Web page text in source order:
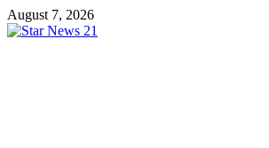
Skip
to
August 7, 2026